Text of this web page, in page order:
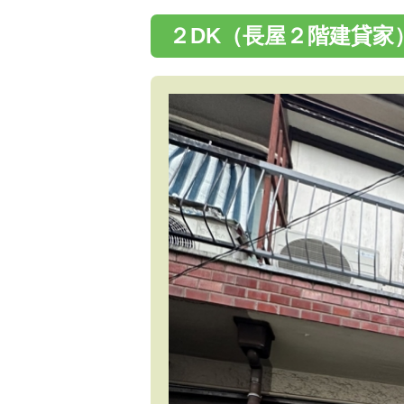
２DK（長屋２階建貸家